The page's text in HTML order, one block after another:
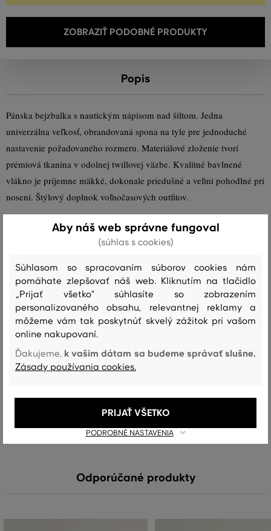
ZOBRAZIŤ PODOBNÉ PRODUKTY
Popis
Pánska bejzbalka s nautickým nápisom nad šiltom. Jedna
univerzálna veľkosť, obrandovaná spona na tyle pre jednoduché
nastavenie požadovaného rozmeru. Materiálové zloženie tvorí
prémiová tkanina v odolnej twillovej väzbe. Kvalitné bavlnené
vlákno je príjemne mäkké, dokonale priedušné a veľmi pohodlné pri
nosení. Štýlový doplnok voľnočasových outfitov.
Sezóna: PS23 Kód produktu:9900092-722-GC-447
Zloženie
vrchný materiál
BAVLNA
100 %
SUŠENIE ŽEHLENIE
Odporúčané produkty
Aby náš web správne fungoval
(súhlas s cookies)
Súhlasom so spracovaním súborov cookies nám
pomáhate zlepšovať náš web. Kliknutím na tlačidlo
„Prijať všetko" súhlasíte so zobrazením
personalizovaného obsahu, relevantnej reklamy a
môžeme vám tak poskytnúť skvelý zážitok pri vašom
online nakupovaní.
Ďakujeme, k vašim dátam sa budeme správať slušne.
Zásady používania cookies.
PODROBNÉ NASTAVENIA
PRIJAŤ VŠETKO